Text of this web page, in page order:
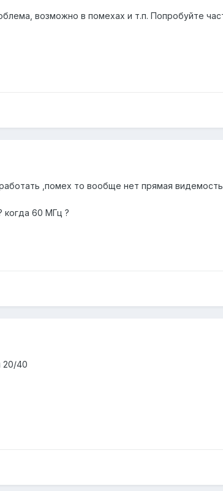
возможно в помехах и т.п. Попробуйте
,помех то вообще нет прямая
когда 60 МГц ?
20/40